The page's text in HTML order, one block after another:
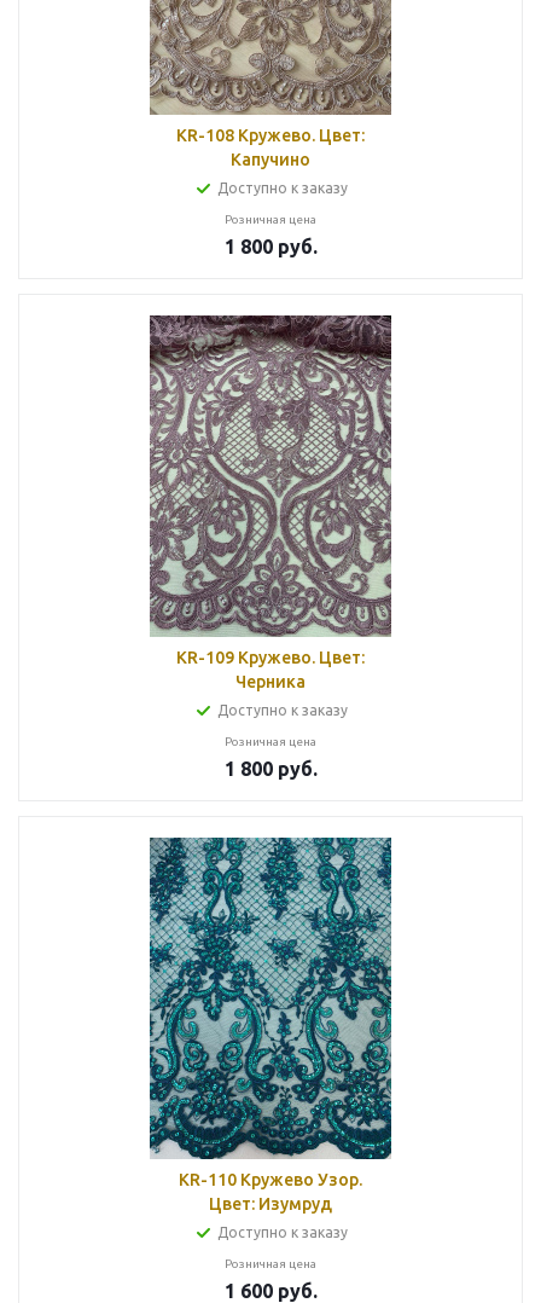
KR-108 Кружево. Цвет:
Капучино
Доступно к заказу
Розничная цена
1 800руб.
KR-109 Кружево. Цвет:
Черника
Доступно к заказу
Розничная цена
1 800руб.
KR-110 Кружево Узор.
Цвет: Изумруд
Доступно к заказу
Розничная цена
1 600руб.